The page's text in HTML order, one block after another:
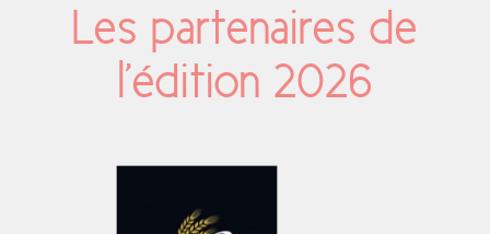
Les partenaires de
l’édition 2026